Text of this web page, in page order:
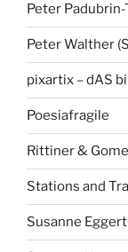
Peter
Peter Walther
pixartix – dAS
Poesiafragile
Rittiner &
Stations and
Susanne Eggert